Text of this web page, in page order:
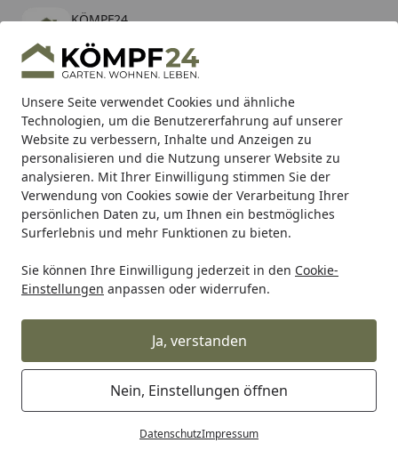
Unsere Seite verwendet Cookies und ähnliche
Technologien, um die Benutzererfahrung auf unserer
Website zu verbessern, Inhalte und Anzeigen zu
personalisieren und die Nutzung unserer Website zu
analysieren. Mit Ihrer Einwilligung stimmen Sie der
Verwendung von Cookies sowie der Verarbeitung Ihrer
persönlichen Daten zu, um Ihnen ein bestmögliches
Surferlebnis und mehr Funktionen zu bieten.
Sie können Ihre Einwilligung jederzeit in den Cookie-
Einstellungen anpassen oder widerrufen.
Ja, verstanden
Nein, Einstellungen öffnen
DatenschutzImpressum
KÖMPF24
kostenlos - Im App Store
Hotline
Alle Produkte
Mein Konto
Suchen
Karibu Pools inkl. gratis Sandfilteranlage & Pool-
Starterset (Gesamtwert bis 468,99€)
Startseite
Milwaukee Kabelgeführte Geräte Sägen & Trennen
Milwaukee Bandsägen
Ihre Artikelübersicht
Kategorien